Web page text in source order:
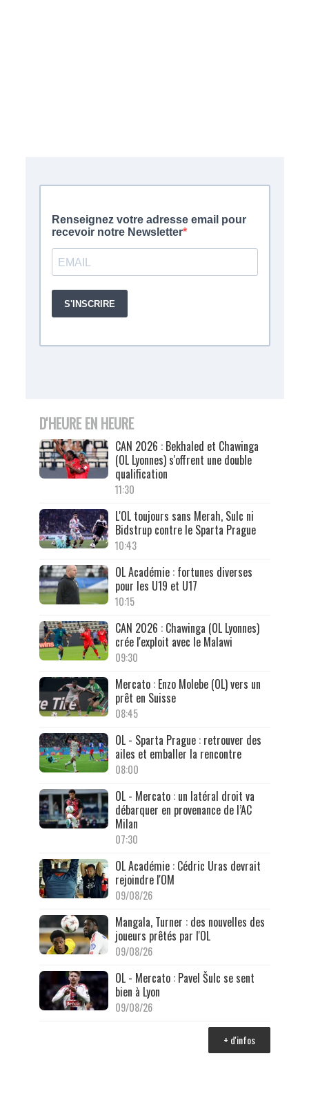
D'HEURE EN HEURE
CAN 2026 : Bekhaled et Chawinga
(OL Lyonnes) s'offrent une double
qualification
11:30
L'OL toujours sans Merah, Sulc ni
Bidstrup contre le Sparta Prague
10:43
OL Académie : fortunes diverses
pour les U19 et U17
10:15
CAN 2026 : Chawinga (OL Lyonnes)
crée l'exploit avec le Malawi
09:30
Mercato : Enzo Molebe (OL) vers un
prêt en Suisse
08:45
OL - Sparta Prague : retrouver des
ailes et emballer la rencontre
08:00
OL - Mercato : un latéral droit va
débarquer en provenance de l’AC
Milan
07:30
OL Académie : Cédric Uras devrait
rejoindre l'OM
09/08/26
Mangala, Turner : des nouvelles des
joueurs prêtés par l'OL
09/08/26
OL - Mercato : Pavel Šulc se sent
bien à Lyon
09/08/26
+ d'infos